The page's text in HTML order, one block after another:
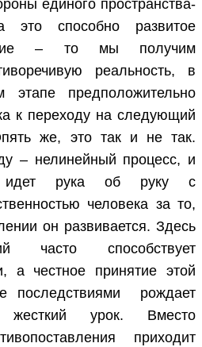
единого пространства-
способно развитое
– то мы получим
реальность, в
этапе предположительно
к переходу на следующий
же, это так и не так.
– нелинейный процесс, и
идет рука об руку с
человека за то,
он развивается. Здесь
часто способствует
а честное принятие этой
последствиями рождает
жесткий урок. Вместо
приходит